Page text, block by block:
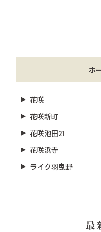
ホ
花咲
花咲新町
花咲池田21
花咲浜寺
ライク羽曳野
最